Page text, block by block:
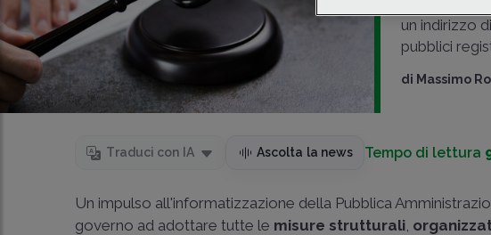
un indirizzo di
pubblici
di Massimo
Traduci con IA Ascolta la news Tempo di lettura
Un impulso all'informatizzazione della Pubblica
governo ad adottare tutte le misure strutturali,